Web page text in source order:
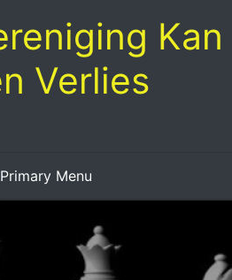
Kan
Verlies
Primary Menu